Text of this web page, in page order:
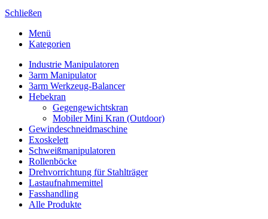
Schließen
Menü
Kategorien
Industrie Manipulatoren
3arm Manipulator
3arm Werkzeug-Balancer
Hebekran
Gegengewichtskran
Mobiler Mini Kran (Outdoor)
Gewindeschneidmaschine
Exoskelett
Schweißmanipulatoren
Rollenböcke
Drehvorrichtung für Stahlträger
Lastaufnahmemittel
Fasshandling
Alle Produkte